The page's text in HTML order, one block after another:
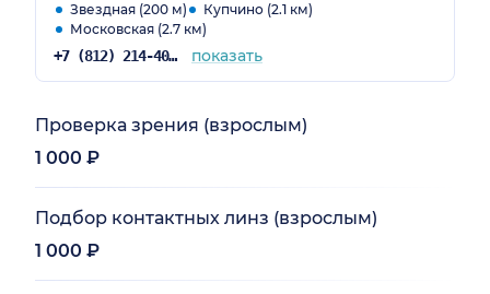
Звездная (200 м)
Купчино (2.1 км)
Московская (2.7 км)
+7 (812) 214-40-89 показать
Проверка зрения (взрослым)
1 000 ₽
Подбор контактных линз (взрослым)
1 000 ₽